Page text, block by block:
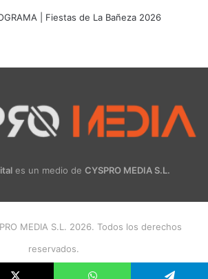
| Fiestas de La Bañeza 2026
es un medio de CYSPRO MEDIA S.L.
MEDIA S.L. 2026. Todos los derechos
reservados.